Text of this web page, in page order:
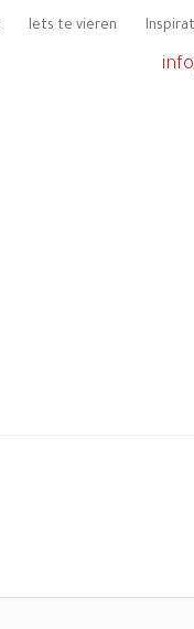
Iets te vieren